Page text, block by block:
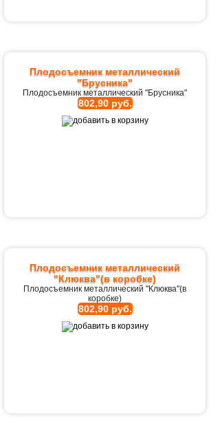
Плодосъемник металлический
"Брусника"
Плодосъемник металлический "Брусника"
802,90 руб.
Плодосъемник металлический
"Клюква"(в коробке)
Плодосъемник металлический "Клюква"(в
коробке)
802,90 руб.